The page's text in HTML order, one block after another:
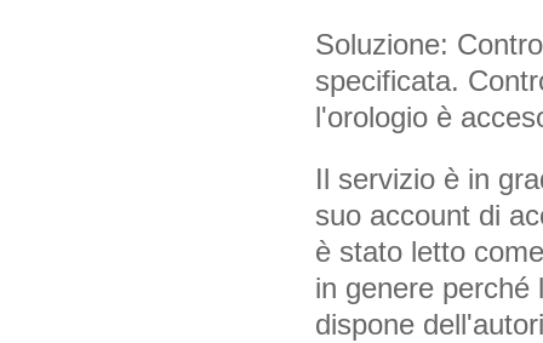
Soluzione:
specificata.
l'orologio è
Il servizio è in
suo account di
è stato letto
in genere perché
dispone